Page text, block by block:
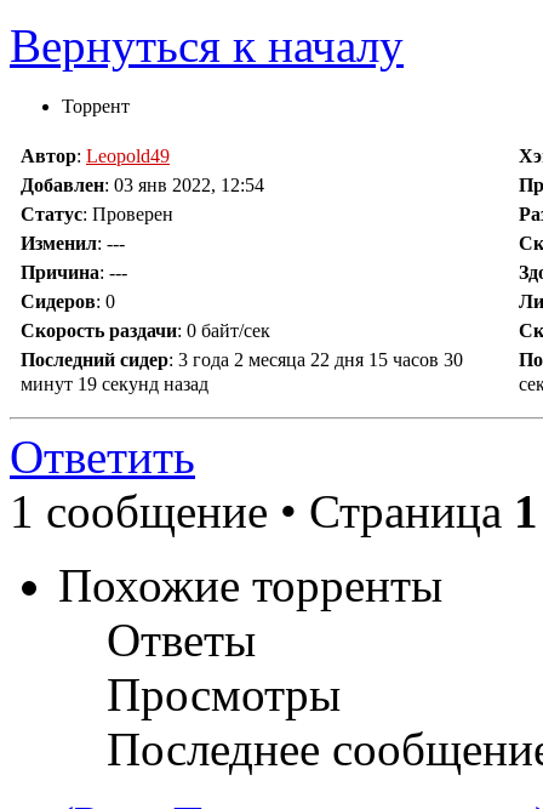
Вернуться к началу
Торрент
Автор: Leopold49
Добавлен: 03 янв 2022, 12:54
Статус: Проверен
Изменил: ---
Причина: ---
Сидеров: 0
Скорость раздачи: 0 байт/сек
Последний сидер: 3 года 2 месяца 22 дня 15 часов 30
минут 19 секунд назад
Ответить
1 сообщение • Страница 1
Похожие торренты
Ответы
Просмотры
Последнее